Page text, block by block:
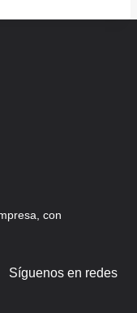
con
Síguenos en redes